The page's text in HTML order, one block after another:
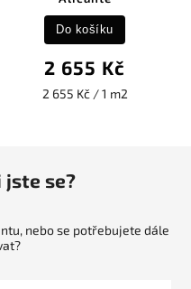
2 655 Kč
2 655 Kč / 1 m2
Do košíku
jste se?
nebo se potřebujete dále